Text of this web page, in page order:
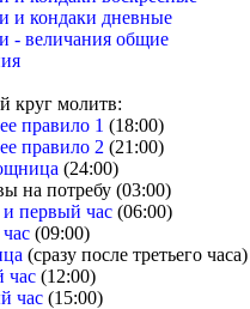
и кондаки дневные
- величания общие
круг молитв:
правило 1 (18:00)
правило 2 (21:00)
(24:00)
на потребу (03:00)
первый час (06:00)
(09:00)
(сразу после третьего часа)
час (12:00)
час (15:00)